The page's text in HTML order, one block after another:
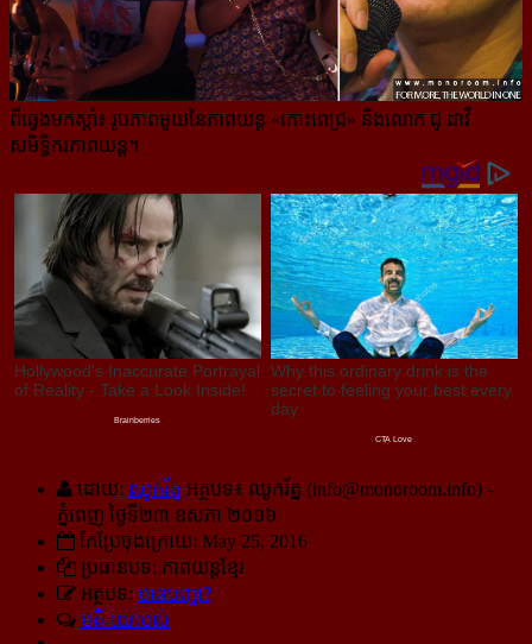
ពីឆ្វេងមកស្ដាំ៖ រូបភាពមួយនៃភាពយន្ដ «កោះពេជ្រ» និងលោក ជូ ដាវី
សមិទ្ធិករភាពយន្ដ។
ដោយ: ឈូករ័ត្ន អត្ថបទ៖ ឈូករ័ត្ន (info@monoroom.info) -
ភ្នំពេញ ថ្ងៃទី២៣ ឧសភា ២០១៦
កែប្រែចុងក្រោយ: May 25, 2016
ប្រធានបទ: ភាពយន្ដខ្មែរ
អត្ថបទ: មានបញ្ហា?
មតិ-យោបល់